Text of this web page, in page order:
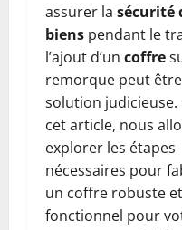
assurer la sécurité
biens pendant le
l’ajout d’un coffre
remorque peut
solution judicieuse.
cet article, nous
explorer les étapes
nécessaires pour
un coffre robuste et
fonctionnel pour